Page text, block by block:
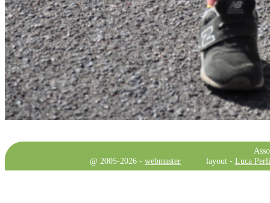
@ 2005-2026 -webmaster layout - Luca